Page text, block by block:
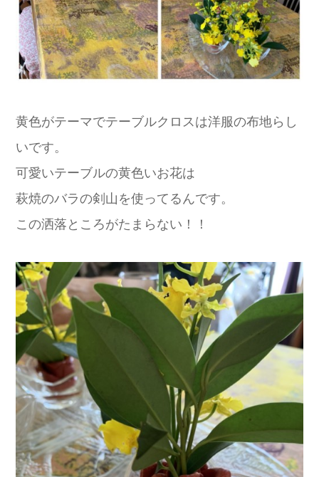
黄色がテーマでテーブルクロスは洋服の布地らし
いです。
可愛いテーブルの黄色いお花は
萩焼のバラの剣山を使ってるんです。
この洒落ところがたまらない！！